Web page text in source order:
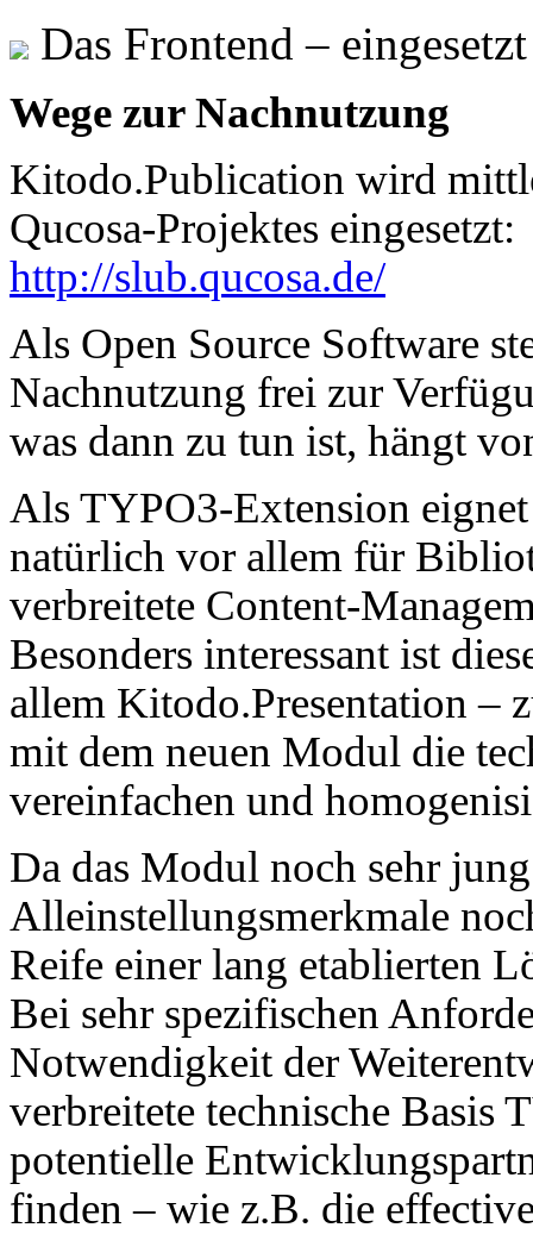
Das Frontend –
Wege zur Nachnutzung
Kitodo.Publication wird
Qucosa-Projektes eingesetzt:
http://slub.qucosa.de/
Als Open Source Software
Nachnutzung frei zur
was dann zu tun ist, hängt
Als TYPO3-Extension
natürlich vor allem für
verbreitete Content-
Besonders interessant ist
allem Kitodo.Presentation –
mit dem neuen Modul die
vereinfachen und
Da das Modul noch sehr
Alleinstellungsmerkmale
Reife einer lang etablierten
Bei sehr spezifischen
Notwendigkeit der
verbreitete technische Basis
potentielle
finden – wie z.B. die